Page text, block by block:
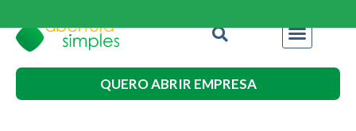
QUERO ABRIR EMPRESA